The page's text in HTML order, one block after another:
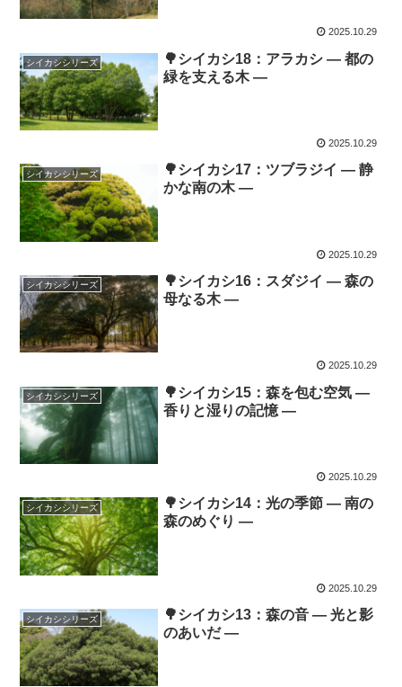
2025.10.29
シイカシシリーズ
🌳シイカシ18：アラカシ ― 都の
緑を支える木 ―
2025.10.29
シイカシシリーズ
🌳シイカシ17：ツブラジイ ― 静
かな南の木 ―
2025.10.29
シイカシシリーズ
🌳シイカシ16：スダジイ ― 森の
母なる木 ―
2025.10.29
シイカシシリーズ
🌳シイカシ15：森を包む空気 ―
香りと湿りの記憶 ―
2025.10.29
シイカシシリーズ
🌳シイカシ14：光の季節 ― 南の
森のめぐり ―
2025.10.29
シイカシシリーズ
🌳シイカシ13：森の音 ― 光と影
のあいだ ―